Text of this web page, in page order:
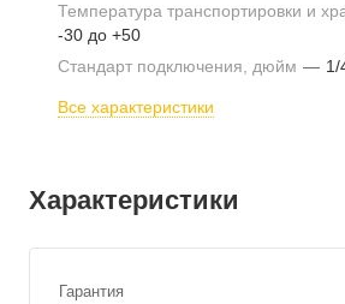
Температура транспортировки и
-30 до +50
Стандарт подключения, дюйм — 1/
Все характеристики
Характеристики
Гарантия